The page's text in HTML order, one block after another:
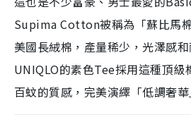
Supima Cotton被稱為「蘇比馬
美國長絨棉，產量稀少，光澤感
UNIQLO的素色Tee採用這種頂級
百蚊的質感，完美演繹「低調奢華